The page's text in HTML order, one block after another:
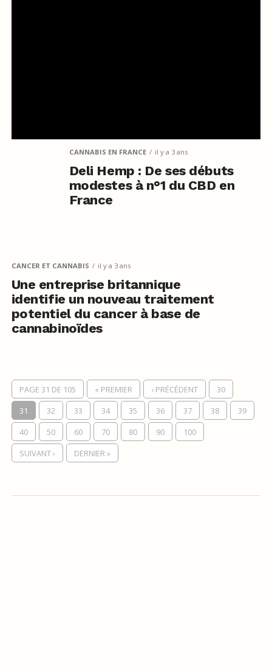
CANNABIS EN FRANCE il y a 3 ans
Deli Hemp : De ses débuts
modestes à n°1 du CBD en
France
CANCER ET CANNABIS il y a 3 ans
Une entreprise britannique
identifie un nouveau traitement
potentiel du cancer à base de
cannabinoïdes
PAGE 31 DE 105 « PREMIER ‹ PRÉCÉDENT
30
31
32 33 34 35 36 37 38
39
40
50 60 70 80 90
100
SUIVANT ›
DERNIER »